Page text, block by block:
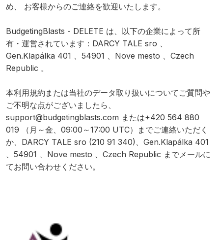
め、 お客様からのご連絡を歓迎いたします。
BudgetingBlasts - DELETE は、以下の企業によって所
有・運営されています：DARCY TALE sro 、
Gen.Klapálka 401 、54901 、Nove mesto 、Czech
Republic 。
本利用規約または当社のデータ取り扱いについてご質問や
ご不明な点がございましたら、
support@budgetingblasts.com または+420 564 880
019 （月～金、09:00～17:00 UTC）までご連絡いただく
か、DARCY TALE sro (210 91 340)、Gen.Klapálka 401
、54901 、Nove mesto 、Czech Republic までメールに
てお問い合わせください。